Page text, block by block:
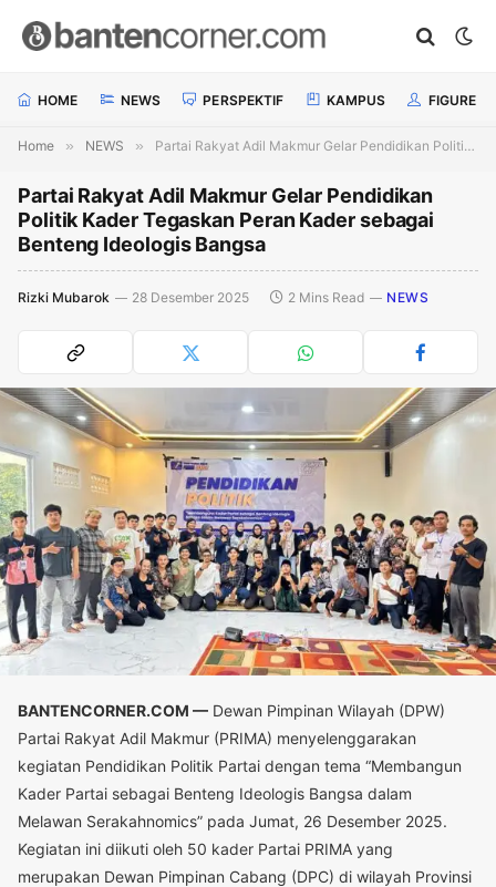
HOME NEWS PERSPEKTIF KAMPUS FIGURE
Home » NEWS » Partai Rakyat Adil Makmur Gelar Pendidikan Politik Kader Tegaskan Peran Kader sebagai Benteng Ideologis Bangsa
Partai Rakyat Adil Makmur Gelar Pendidikan
Politik Kader Tegaskan Peran Kader sebagai
Benteng Ideologis Bangsa
Rizki Mubarok 28 Desember 2025 2 Mins Read NEWS
BANTENCORNER.COM — Dewan Pimpinan Wilayah (DPW)
Partai Rakyat Adil Makmur (PRIMA) menyelenggarakan
kegiatan Pendidikan Politik Partai dengan tema “Membangun
Kader Partai sebagai Benteng Ideologis Bangsa dalam
Melawan Serakahnomics” pada Jumat, 26 Desember 2025.
Kegiatan ini diikuti oleh 50 kader Partai PRIMA yang
merupakan Dewan Pimpinan Cabang (DPC) di wilayah Provinsi